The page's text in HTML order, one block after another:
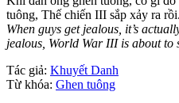
tuông, Thế chiến III sắp xảy ra rồi.
When guys get jealous, it’s
jealous, World War III is about to
Tác giả: Khuyết Danh
Từ khóa: Ghen tuông